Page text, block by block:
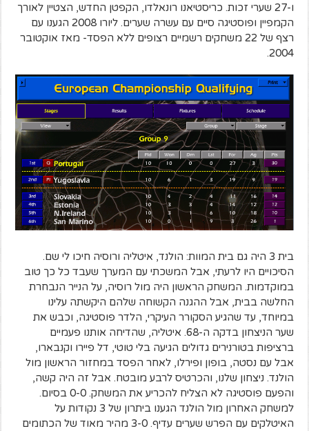
ו-27 שערי זכות. כריסטיאנו רונאלדו, הקפטן החדש, הצטיין לאורך
הקמפיין ופוסטיגה סיים עם עשרה שערים. ליורו 2008 הגענו עם
רצף של 22 משחקים רשמיים רצופים ללא הפסד- מאז אוקטובר
2004.
בית 3 היה גם בית המוות: הולנד, איטליה ורוסיה חיכו לי שם.
הסיכויים היו לרעתי, אבל המשכתי עם המערך שעבד כל כך טוב
במוקדמות. המשחק הראשון היה מול רוסיה, על הנייר הנבחרת
החלשה בבית, אבל ההגנה הקשוחה שלהם היקשתה עלינו
במיוחד, עד שהגיע הסקורר העיקרי, הלדר פוסטיגה, וכבש את
שער הניצחון בדקה ה-68. איטליה, שהדיחה אותנו פעמיים
ברציפות בטורנירים גדולים הגיעה בלי טוטי, דל פיירו וקנבארו,
אבל עם נסטה, בופון ופירלו, לאחר הפסד במחזור הראשון מול
הולנד. ניצחון שלנו, והכרטיס לרבע מובטח. אבל זה היה קשה,
והפעם פוסטיגה לא הצליח להכריע את המשחק. 0-0 בסיום.
למשחק האחרון מול הולנד הגענו ביתרון של 3 נקודות על
האיטלקים עם הפרש שערים עדיף. 3-0 מהיר מאוד של הכתומים